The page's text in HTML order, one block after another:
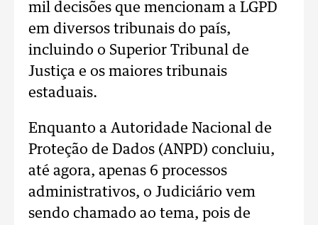
mil decisões que mencionam a LGPD
em diversos tribunais do país,
incluindo o Superior Tribunal de
Justiça e os maiores tribunais
estaduais.
Enquanto a Autoridade Nacional de
Proteção de Dados (ANPD) concluiu,
até agora, apenas 6 processos
administrativos, o Judiciário vem
sendo chamado ao tema, pois de